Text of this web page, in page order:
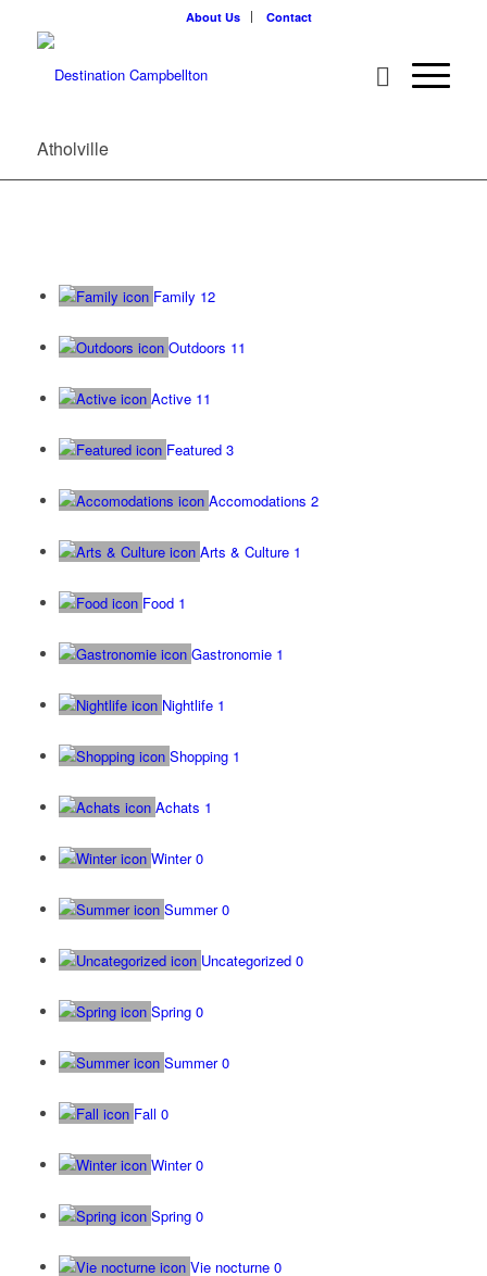
About Us Contact
Atholville
Family 12
Outdoors 11
Active 11
Featured 3
Accomodations 2
Arts & Culture 1
Food 1
Gastronomie 1
Nightlife 1
Shopping 1
Achats 1
Winter0
Summer0
Uncategorized 0
Spring 0
Summer0
Fall 0
Winter0
Spring 0
Vie nocturne 0